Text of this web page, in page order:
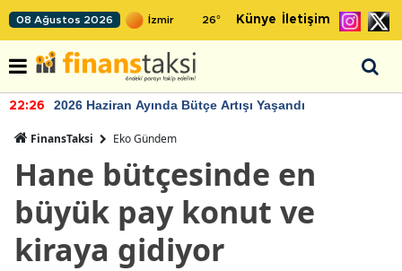
08 Ağustos 2026 26° Künye İletişim
22:26 2026 Haziran Ayında Bütçe Artışı Yaşandı
FinansTaksi Eko Gündem
Hane bütçesinde en
büyük pay konut ve
kiraya gidiyor